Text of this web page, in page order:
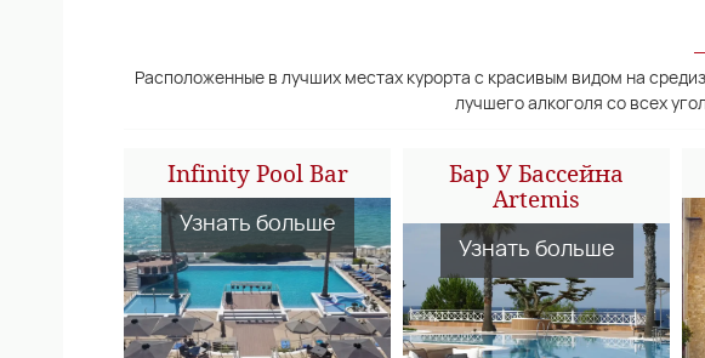
Расположенные в лучших местах курорта с красивым видом на
лучшего алкоголя со всех
Infinity Pool Bar
Узнать больше
Бар У Бассейна
Artemis
Узнать больше